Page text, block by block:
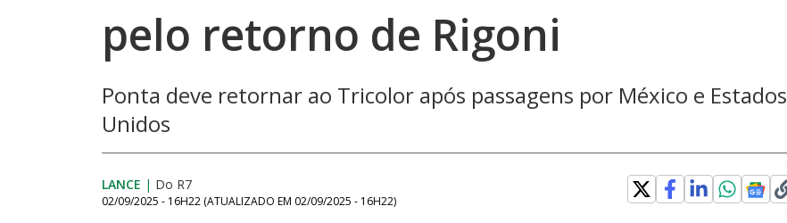
pelo retorno de Rigoni
Ponta deve retornar ao Tricolor após passagens por México e Estados
Unidos
LANCE | Do R7
02/09/2025 - 16H22 (ATUALIZADO EM 02/09/2025 - 16H22)